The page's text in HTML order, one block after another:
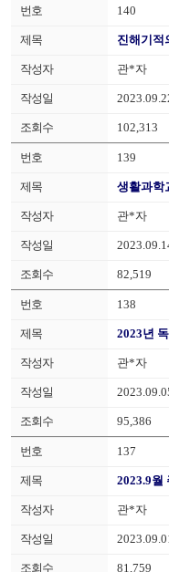
140
진해기적
관*자
102,313
139
생활과학
관*자
82,519
138
2023년
관*자
95,386
137
2023.9월
관*자
81,759